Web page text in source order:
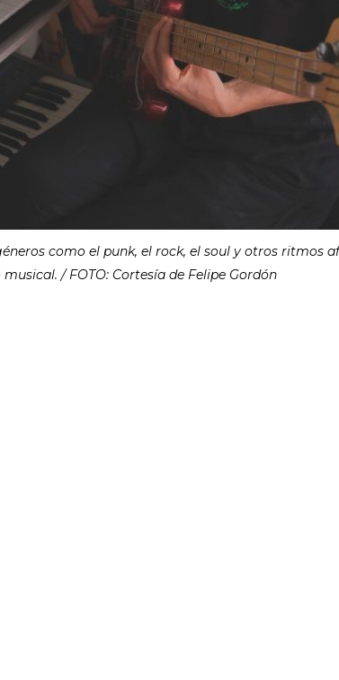
como el punk, el rock, el soul y otros ritmos
/ FOTO: Cortesía de Felipe Gordón